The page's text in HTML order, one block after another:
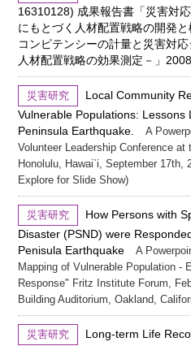
16310128) 成果報告書「災害対
にもとづく人材配置戦略の開発
コンピテンシーの計量と災害対
人材配置戦略の効果測定－」2008
災害研究
Local Community
Vulnerable Populations:
Peninsula Earthquake.
A
Volunteer Leadership Conference at
Honolulu, Hawai`i, September 17th,
Explore for Slide Show)
災害研究
How Persons with
Disaster (PSND) were
Penisula Earthquake
A
Mapping of Vulnerable Population -
Response" Fritz Institute Forum,
Building Auditorium, Oakland,
災害研究
Long-term Life